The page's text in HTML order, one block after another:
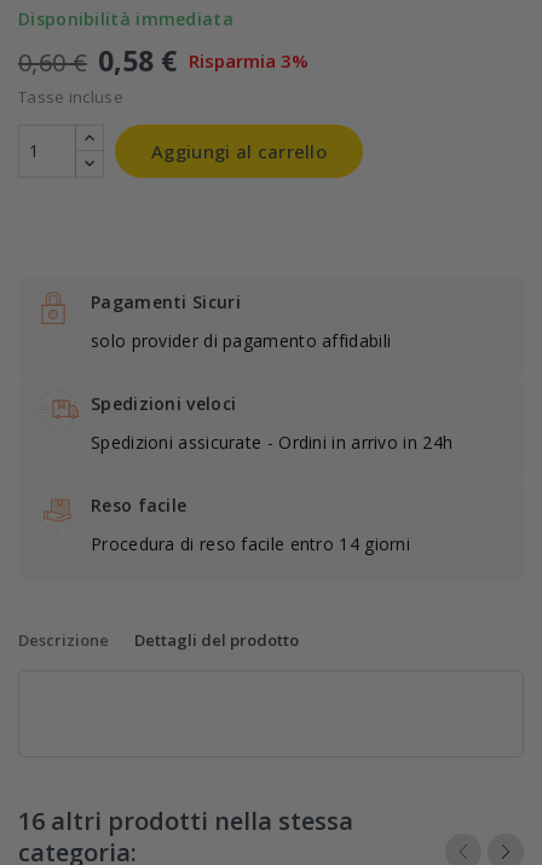
Disponibilità immediata
0,60 € 0,58 € Risparmia 3%
Tasse incluse
Aggiungi al carrello
Pagamenti Sicuri
solo provider di pagamento affidabili
Spedizioni veloci
Spedizioni assicurate - Ordini in arrivo in 24h
Reso facile
Procedura di reso facile entro 14 giorni
Descrizione Dettagli del prodotto
16 altri prodotti nella stessa
categoria: